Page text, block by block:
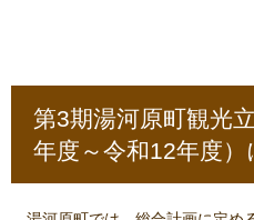
第3期湯河原町観光
年度～令和12年度）